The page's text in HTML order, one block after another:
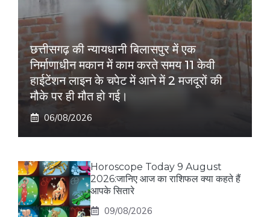
छत्तीसगढ़ की न्यायधानी बिलासपुर में एक
निर्माणाधीन मकान में काम करते समय 11 केवी
हाईटेंशन लाइन के चपेट में आने में 2 मजदूरों की
मौके पर ही मौत हो गई।
06/08/2026
Horoscope Today 9 August
2026:जानिए आज का राशिफल क्या कहते हैं
आपके सितारे
09/08/2026